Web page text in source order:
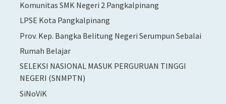
Komunitas SMK Negeri 2 Pangkalpinang
LPSE Kota Pangkalpinang
Prov. Kep. Bangka Belitung Negeri Serumpun Sebalai
Rumah Belajar
SELEKSI NASIONAL MASUK PERGURUAN TINGGI
NEGERI (SNMPTN)
SiNoViK